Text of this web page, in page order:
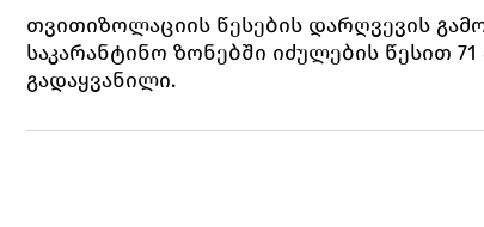
თვითიზოლაციის წესების დარღვევის
საკარანტინო ზონებში იძულების წესით 71
გადაყვანილი.